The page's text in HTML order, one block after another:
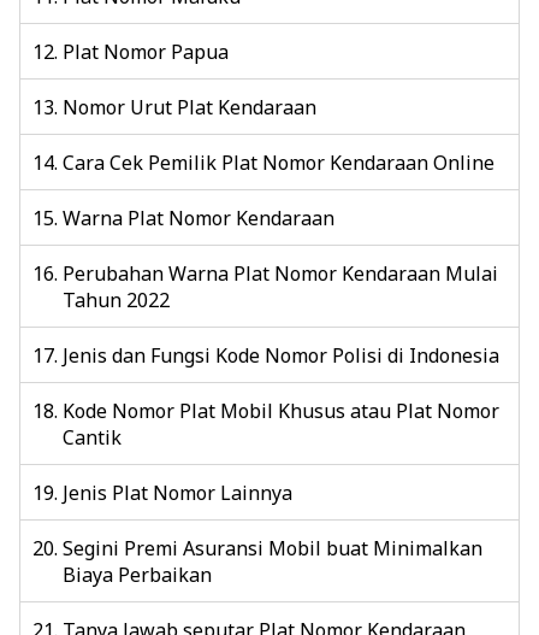
Plat Nomor Papua
Nomor Urut Plat Kendaraan
Cara Cek Pemilik Plat Nomor Kendaraan Online
Warna Plat Nomor Kendaraan
Perubahan Warna Plat Nomor Kendaraan Mulai
Tahun 2022
Jenis dan Fungsi Kode Nomor Polisi di Indonesia
Kode Nomor Plat Mobil Khusus atau Plat Nomor
Cantik
Jenis Plat Nomor Lainnya
Segini Premi Asuransi Mobil buat Minimalkan
Biaya Perbaikan